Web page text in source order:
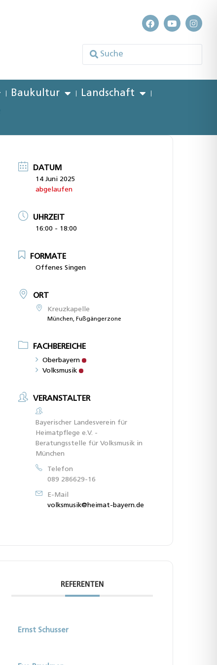
Baukultur
Landschaft
DATUM
14 Juni 2025
abgelaufen
UHRZEIT
16:00 - 18:00
FORMATE
Offenes Singen
ORT
Kreuzkapelle
München, Fußgängerzone
FACHBEREICHE
Oberbayern
Volksmusik
VERANSTALTER
Bayerischer Landesverein für
Heimatpflege e.V. -
Beratungsstelle für Volksmusik in
München
Telefon
089 286629-16
E-Mail
volksmusik@heimat-bayern.de
REFERENTEN
Ernst Schusser